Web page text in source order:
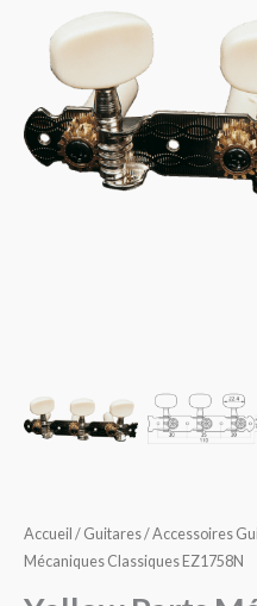
Accueil / Guitares/Accessoires
Mécaniques Classiques EZ1758N
Classiques
EZ1758N